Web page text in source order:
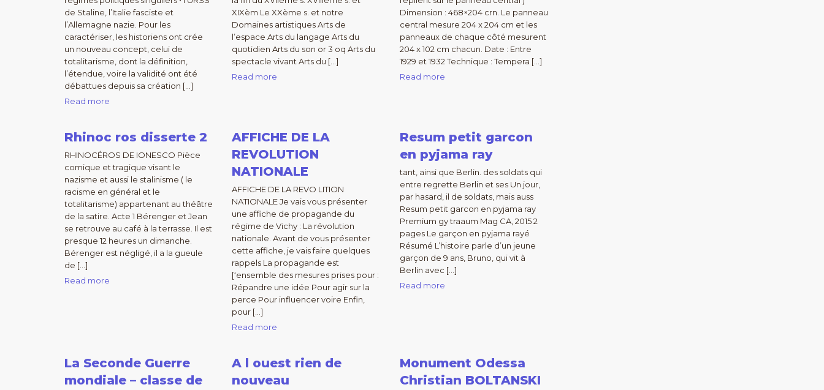
de Staline, l’Italie fasciste et
l’Allemagne nazie. Pour les
caractériser, les historiens ont crée
un nouveau concept, celui de
totalitarisme, dont la définition,
l’étendue, voire la validité ont été
débattues depuis sa création […]
Read more
XIXèm Le XXème s. et notre
Domaines artistiques Arts de
l’espace Arts du langage Arts du
quotidien Arts du son or 3 oq Arts du
spectacle vivant Arts du […]
Read more
Dimension : 468×204 crn. Le panneau
central mesure 204 x 204 cm et les
panneaux de chaque côté mesurent
204 x 102 cm chacun. Date : Entre
1929 et 1932 Technique : Tempera […]
Read more
Rhinoc ros disserte 2
RHINOCÉROS DE IONESCO Pièce
comique et tragique visant le
nazisme et aussi le stalinisme ( le
racisme en général et le
totalitarisme) appartenant au théâtre
de la satire. Acte 1 Bérenger et Jean
se retrouve au café à la terrasse. Il est
presque 12 heures un dimanche.
Bérenger est négligé, il a la gueule
de […]
Read more
AFFICHE DE LA
REVOLUTION
NATIONALE
AFFICHE DE LA REVO LITION
NATIONALE Je vais vous présenter
une affiche de propagande du
régime de Vichy : La révolution
nationale. Avant de vous présenter
cette affiche, je vais faire quelques
rappels La propagande est
[‘ensemble des mesures prises pour :
Répandre une idée Pour agir sur la
perce Pour influencer voire Enfin,
pour […]
Read more
Resum petit garcon
en pyjama ray
tant, ainsi que Berlin. des soldats qui
entre regrette Berlin et ses Un jour,
par hasard, il de soldats, mais auss
Resum petit garcon en pyjama ray
Premium gy traaum Mag CA, 2015 2
pages Le garçon en pyjama rayé
Résumé L’histoire parle d’un jeune
garçon de 9 ans, Bruno, qui vit à
Berlin avec […]
Read more
La Seconde Guerre
mondiale – classe de
A l ouest rien de
nouveau
Monument Odessa
Christian BOLTANSKI